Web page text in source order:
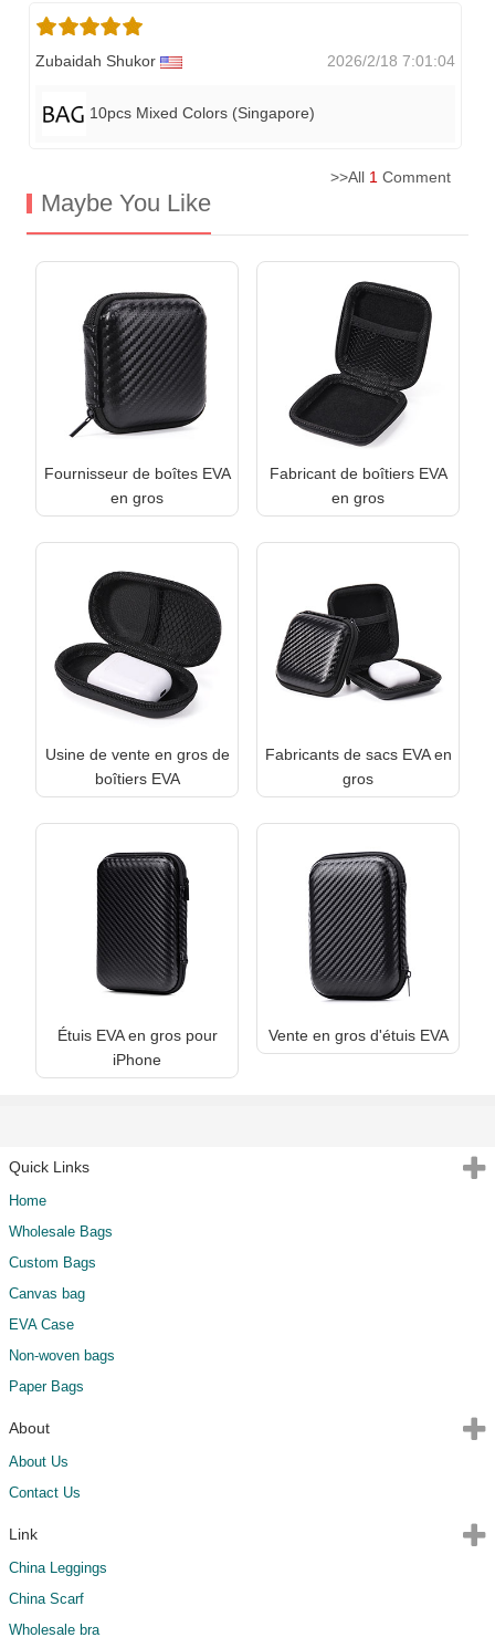
Zubaidah Shukor 2026/2/18 7:01:04
10pcs Mixed Colors (singapore)
>>All 1 Comment
Maybe You Like
Fournisseur de boîtes EVA
en gros
Fabricant de boîtiers EVA
en gros
Usine de vente en gros de
boîtiers EVA
Fabricants de sacs EVA en
gros
Étuis EVA en gros pour
iPhone
Vente en gros d'étuis EVA
Quick Links
Home
Wholesale Bags
Custom Bags
Canvas bag
EVA Case
Non-woven bags
Paper Bags
About
About Us
Contact Us
Link
China Leggings
China Scarf
Wholesale bra